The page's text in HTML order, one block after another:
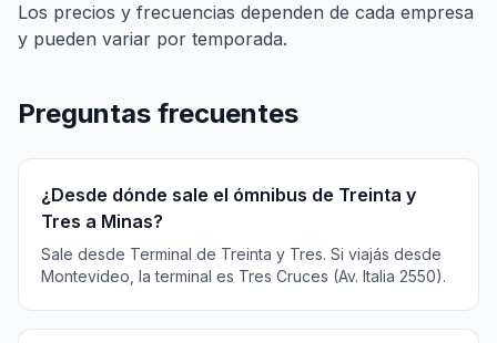
Los precios y frecuencias dependen de cada empresa
y pueden variar por temporada.
Preguntas frecuentes
¿Desde dónde sale el ómnibus de Treinta y
Tres a Minas?
Sale desde Terminal de Treinta y Tres. Si viajás desde
Montevideo, la terminal es Tres Cruces (Av. Italia 2550).